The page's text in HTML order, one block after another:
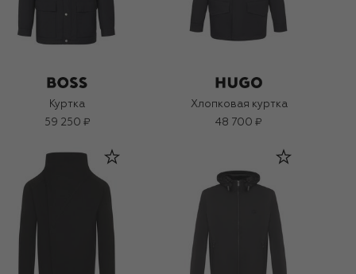
Куртка
59 250 ₽
Хлопковая куртка
48 700 ₽